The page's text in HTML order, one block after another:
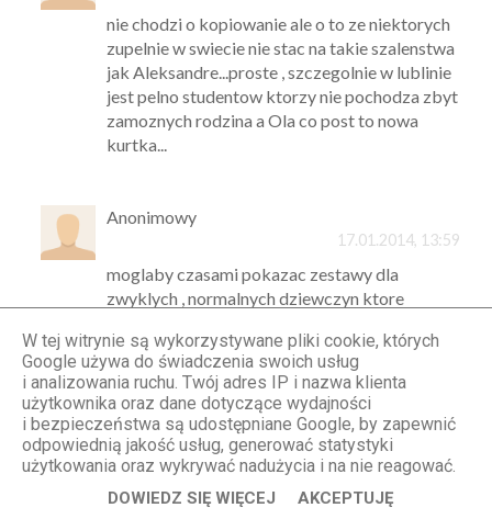
nie chodzi o kopiowanie ale o to ze niektorych
zupelnie w swiecie nie stac na takie szalenstwa
jak Aleksandre...proste , szczegolnie w lublinie
jest pelno studentow ktorzy nie pochodza zbyt
zamoznych rodzina a Ola co post to nowa
kurtka...
Anonimowy
17.01.2014, 13:59
moglaby czasami pokazac zestawy dla
zwyklych , normalnych dziewczyn ktore
samej kurtce przez caly sezon....to bylo by
ciekawe bo nie sztuka ijest ubierac sie
codziennie w nowe rzeczy ale sztuka jest
stworzyc cos z niczego w tym przypadku z
tych samych czesci garderoby niekoniecznie
pochadzacych z sieciowek czy innych sklepow
z wyzszymi cenami, znam duzo dziewczyn
W tej witrynie są wykorzystywane pliki cookie, których
Google używa do świadczenia swoich usług
i analizowania ruchu. Twój adres IP i nazwa klienta
użytkownika oraz dane dotyczące wydajności
i bezpieczeństwa są udostępniane Google, by zapewnić
odpowiednią jakość usług, generować statystyki
użytkowania oraz wykrywać nadużycia i na nie reagować.
DOWIEDZ SIĘ WIĘCEJ AKCEPTUJĘ